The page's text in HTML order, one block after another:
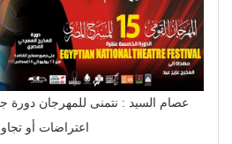
عصام السيد : نتمنى للمهرجان دورة
اعتراضات أو